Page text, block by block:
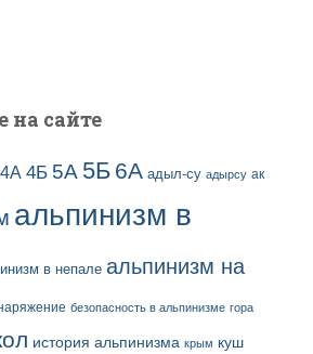
на сайте
4А 4Б 5А 5Б 6А адыл-су адырсу ак
альпинизм в
в непале альпинизм на
безопасность в альпинизме гора
история альпинизма крым куш